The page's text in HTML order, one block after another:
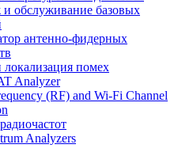
обслуживание базовых
антенно-фидерных
помех
Analyzer
(RF) and Wi-Fi Channel
Analyzers